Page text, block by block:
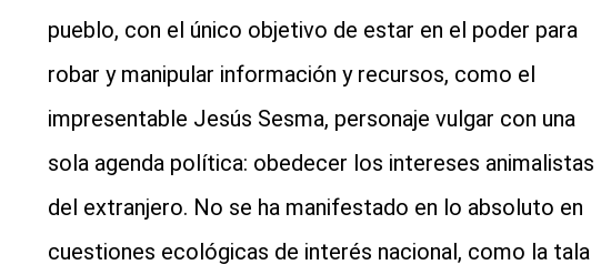
pueblo, con el único objetivo de estar en el poder para
robar y manipular información y recursos, como el
impresentable Jesús Sesma, personaje vulgar con una
sola agenda política: obedecer los intereses animalistas
del extranjero. No se ha manifestado en lo absoluto en
cuestiones ecológicas de interés nacional, como la tala